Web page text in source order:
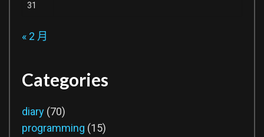
31
« 2 月
Categories
diary (70)
programming (15)